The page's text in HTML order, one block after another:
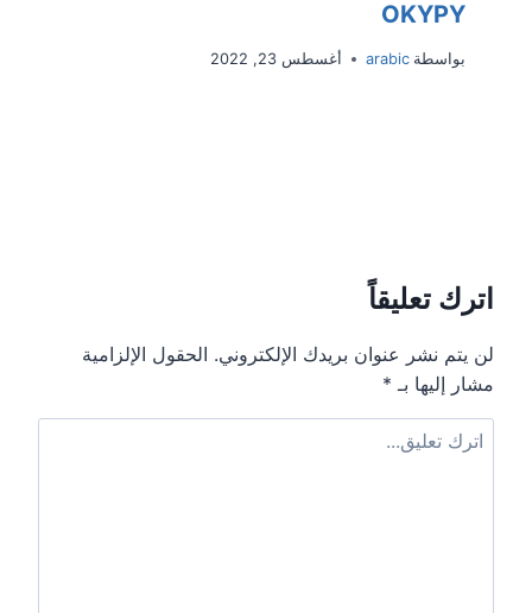
OKYPY
بواسطة arabic أغسطس 23, 2022
اترك تعليقاً
لن يتم نشر عنوان بريدك الإلكتروني. الحقول الإلزامية
مشار إليها بـ *